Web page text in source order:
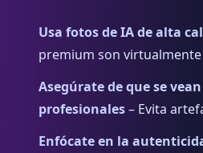
Usa fotos de IA de alta
premium son
Asegúrate de que se
profesionales– Evita
Enfócate en la